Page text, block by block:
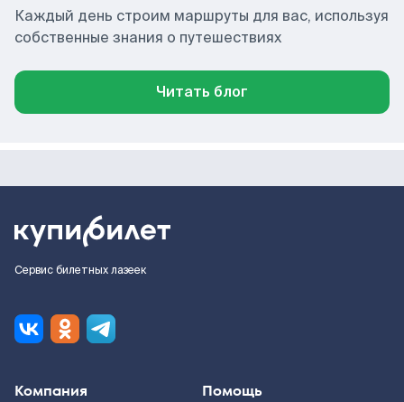
Каждый день строим маршруты для вас, используя
собственные знания о путешествиях
Читать блог
Сервис билетных лазеек
Компания Помощь